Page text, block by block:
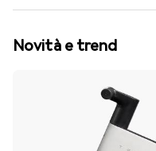
Novità e trend